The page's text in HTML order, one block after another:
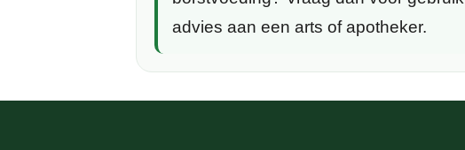
advies aan een arts of apotheker.